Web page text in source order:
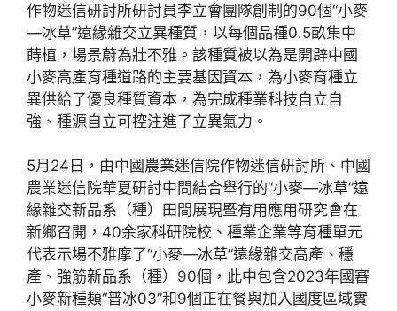
作物迷信研討所研討員李立會團隊創制的90個“小麥
—冰草”遠緣雜交立異種質，以每個品種0.5畝集中
蒔植，場景蔚為壯不雅。該種質被以為是開辟中國
小麥高產育種道路的主要基因資本，為小麥育種立
異供給了優良種質資本，為完成種業科技自立自
強、種源自立可控注進了立異氣力。
5月24日，由中國農業迷信院作物迷信研討所、中國
農業迷信院華夏研討中間結合舉行的“小麥—冰草”遠
緣雜交新品系（種）田間展現暨有用應用研究會在
新鄉召開，40余家科研院校、種業企業等育種單元
代表示場不雅摩了“小麥—冰草”遠緣雜交高產、穩
產、強筋新品系（種）90個，此中包含2023年國審
小麥新種類“普冰03”和9個正在餐與加入國度區域實